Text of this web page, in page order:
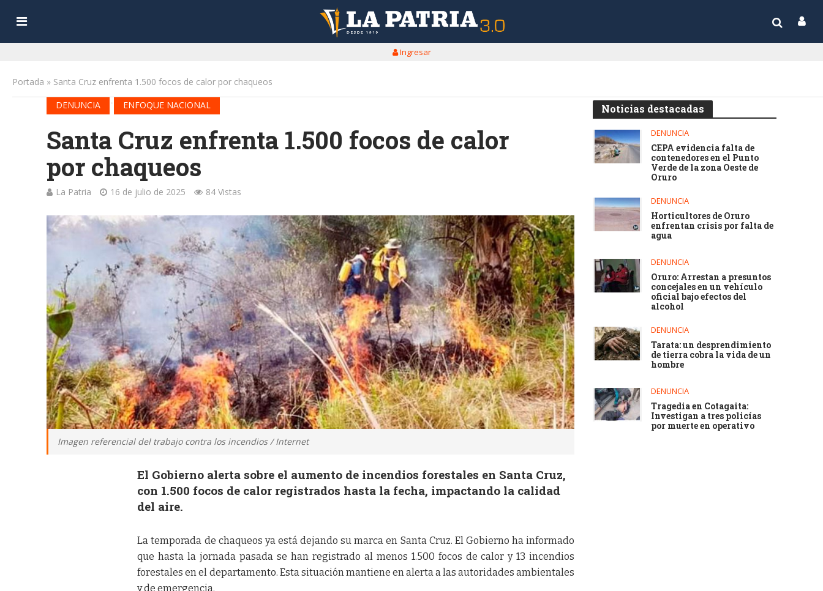
Ingresar
Portada » Santa Cruz enfrenta 1.500 focos de calor por chaqueos
DENUNCIA
ENFOQUE NACIONAL
Santa Cruz enfrenta 1.500 focos de calor
por chaqueos
La Patria 16 de julio de 2025 84 Vistas
Imagen referencial del trabajo contra los incendios / Internet
El Gobierno alerta sobre el aumento de incendios forestales en Santa Cruz,
con 1.500 focos de calor registrados hasta la fecha, impactando la calidad
del aire.
La temporada de chaqueos ya está dejando su marca en Santa Cruz. El Gobierno ha informado
que hasta la jornada pasada se han registrado al menos 1.500 focos de calor y 13 incendios
forestales en el departamento. Esta situación mantiene en alerta a las autoridades ambientales
y de emergencia.
Noticias destacadas
DENUNCIA
CEPA evidencia falta de
contenedores en el Punto
Verde de la zona Oeste de
Oruro
DENUNCIA
Horticultores de Oruro
enfrentan crisis por falta de
agua
DENUNCIA
Oruro: Arrestan a presuntos
concejales en un vehículo
oficial bajo efectos del
alcohol
DENUNCIA
Tarata: un desprendimiento
de tierra cobra la vida de un
hombre
DENUNCIA
Tragedia en Cotagaita:
Investigan a tres policías
por muerte en operativo